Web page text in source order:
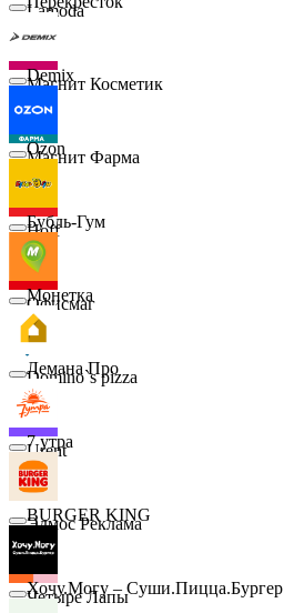
Lamoda
Магнит Косметик
Магнит Фарма
Hoff
Офисмаг
Domino`s pizza
Urent
Эдмос Реклама
Четыре Лапы
Demix
Ozon
Бубль-Гум
Монетка
Лемана Про
7 утра
BURGER KING
Хочу.Могу – Суши.Пицца.Бургер